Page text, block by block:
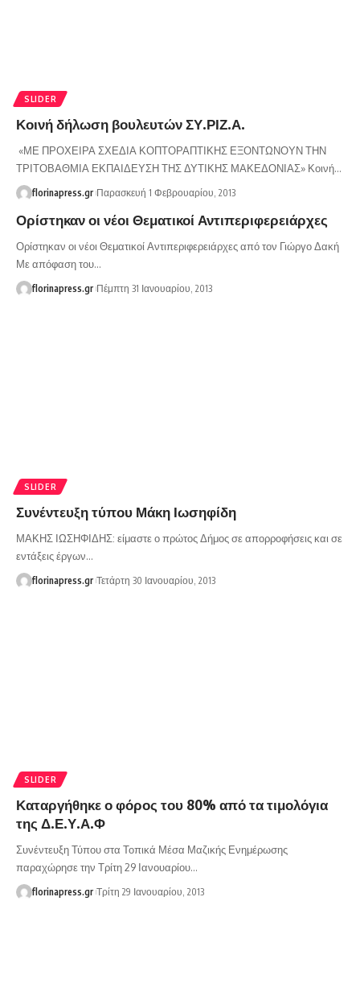
SLIDER
Κοινή δήλωση βουλευτών ΣΥ.ΡΙΖ.Α.
«ΜΕ ΠΡΟΧΕΙΡΑ ΣΧΕΔΙΑ ΚΟΠΤΟΡΑΠΤΙΚΗΣ ΕΞΟΝΤΩΝΟΥΝ ΤΗΝ
ΤΡΙΤΟΒΑΘΜΙΑ ΕΚΠΑΙΔΕΥΣΗ ΤΗΣ ΔΥΤΙΚΗΣ ΜΑΚΕΔΟΝΙΑΣ» Κοινή…
florinapress.gr Παρασκευή 1 Φεβρουαρίου, 2013
Ορίστηκαν οι νέοι Θεματικοί Αντιπεριφερειάρχες
Ορίστηκαν οι νέοι Θεματικοί Αντιπεριφερειάρχες από τον Γιώργο Δακή
Με απόφαση του…
florinapress.gr Πέμπτη 31 Ιανουαρίου, 2013
SLIDER
Συνέντευξη τύπου Μάκη Ιωσηφίδη
ΜΑΚΗΣ ΙΩΣΗΦΙΔΗΣ: είμαστε ο πρώτος Δήμος σε απορροφήσεις και σε
εντάξεις έργων…
florinapress.gr Τετάρτη 30 Ιανουαρίου, 2013
SLIDER
Καταργήθηκε ο φόρος του 80% από τα τιμολόγια
της Δ.Ε.Υ.Α.Φ
Συνέντευξη Τύπου στα Τοπικά Μέσα Μαζικής Ενημέρωσης
παραχώρησε την Τρίτη 29 Ιανουαρίου…
florinapress.gr Τρίτη 29 Ιανουαρίου, 2013